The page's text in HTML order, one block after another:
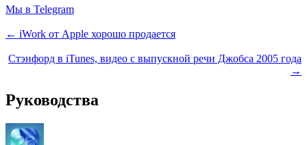
Мы в Telegram
← iWork от Apple хорошо продается
Стэнфорд в iTunes, видео с выпускной речи Джобса 2005 года
→
Руководства